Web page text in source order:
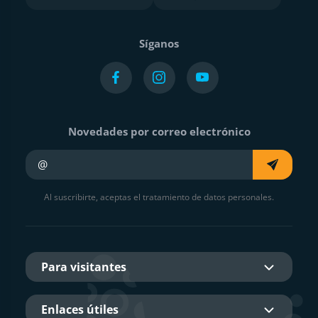
Síganos
Novedades por correo electrónico
Al suscribirte, aceptas el tratamiento de datos personales.
Para visitantes
Enlaces útiles